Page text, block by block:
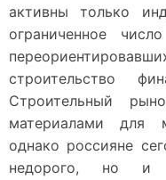
активны только
ограниченное
строительство
Строительный
материалами для
однако россияне
недорого, но и